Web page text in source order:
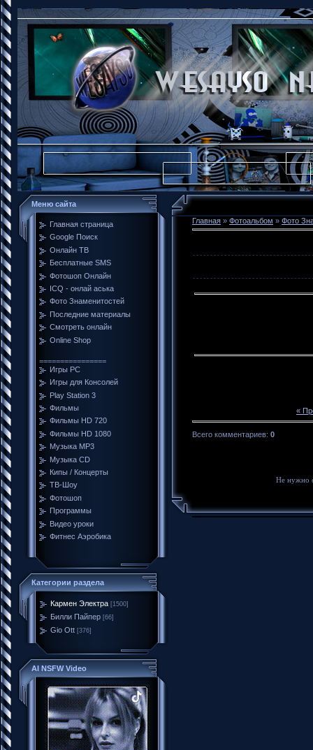
Меню сайта
Главная страница
Google Поиск
Онлайн ТВ
Бесплатные SMS
Фотошоп Онлайн
ICQ - онлай аська
Фото Знаменитостей
Последние материалы
Смотреть онлайн
Online Shop
================
Игры PC
Игры для Консолей
Play Station 3
Фильмы
Фильмы HD 720
Фильмы HD 1080
Музыка MP3
Музыка CD
Кипы / Концерты
ТВ-Шоу
Фотошоп
Программы
Видео уроки
Фитнес Аэробика
Категории раздела
Кармен Электра [1500]
Билли Пайпер [66]
Gio Ott [376]
AI NSFW Video
Главная » Фотоальбом » Фото
«
Всего комментариев: 0
Не нужно